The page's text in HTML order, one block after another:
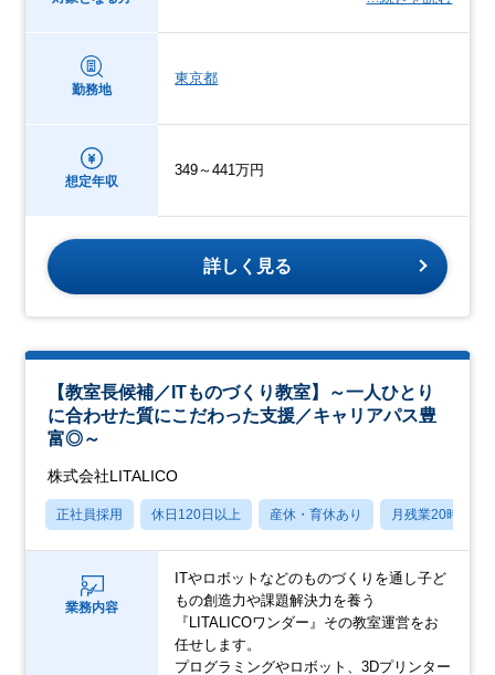
勤務地
東京都
想定年収
349～441万円
詳しく見る
【教室長候補／ITものづくり教室】～一人ひとり
に合わせた質にこだわった支援／キャリアパス豊
富◎～
株式会社LITALICO
正社員採用 休日120日以上 産休・育休あり 月残業20時間以
業務内容
ITやロボットなどのものづくりを通し子ど
もの創造力や課題解決力を養う
『LITALICOワンダー』その教室運営をお
任せします。
プログラミングやロボット、3Dプリンター